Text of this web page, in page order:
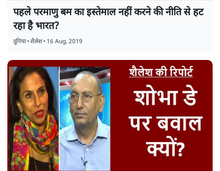
पहले परमाणु बम का इस्तेमाल नहीं करने की नीति से हट
रहा है भारत?
दुनिया•शैलेश• 16 Aug, 2019